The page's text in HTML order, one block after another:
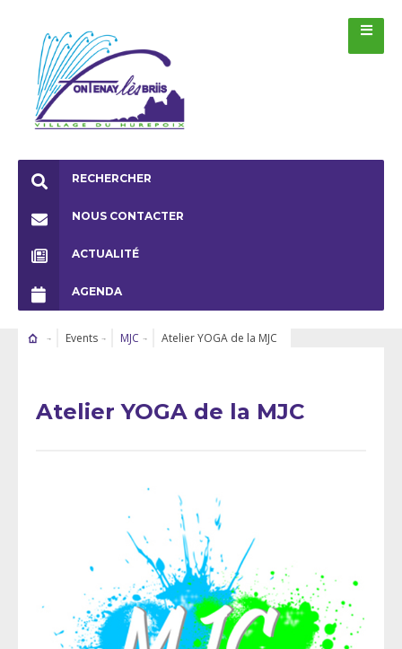
RECHERCHER
NOUS CONTACTER
ACTUALITÉ
AGENDA
Events MJC Atelier YOGA de la MJC
Atelier YOGA de la MJC